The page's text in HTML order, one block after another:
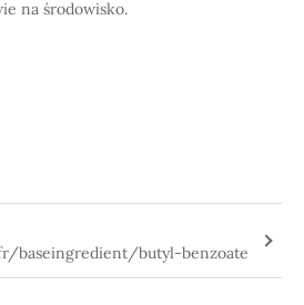
na środowisko.
baseingredient/butyl-benzoate